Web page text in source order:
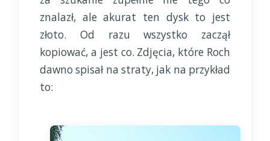
znalazł, ale akurat ten dysk to jest
złoto. Od razu wszystko zaczął
kopiować, a jest co. Zdjęcia, które Roch
dawno spisał na straty, jak na przykład
to: